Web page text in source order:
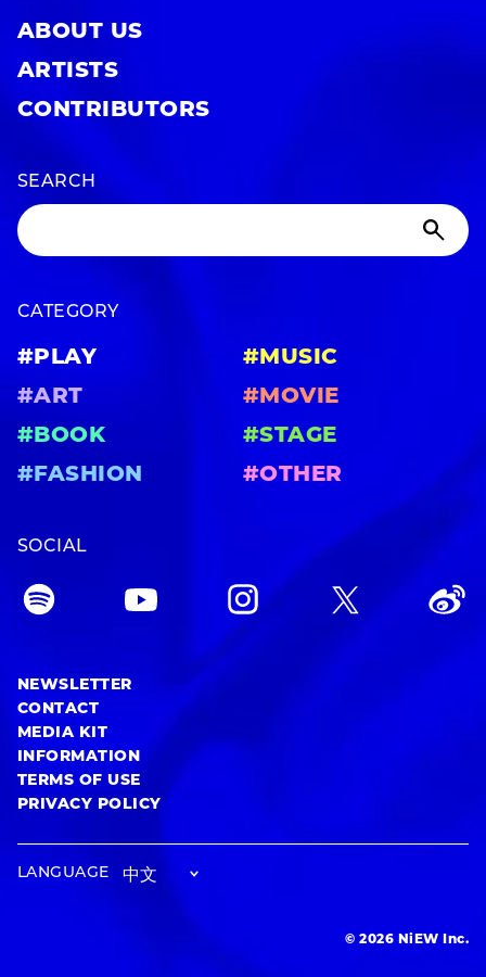
ABOUT US
ARTISTS
CONTRIBUTORS
SEARCH
CATEGORY
#PLAY
#MUSIC
#ART
#MOVIE
#BOOK
#STAGE
#FASHION
#OTHER
SOCIAL
NEWSLETTER
CONTACT
MEDIA KIT
INFORMATION
TERMS OF USE
PRIVACY POLICY
LANGUAGE
© 2026 NiEW Inc.